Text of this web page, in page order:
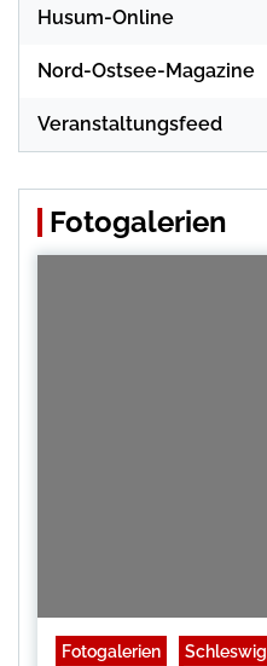
Husum-Online
Nord-Ostsee-Magazine
Veranstaltungsfeed
Fotogalerien
Fotogalerien Schleswig